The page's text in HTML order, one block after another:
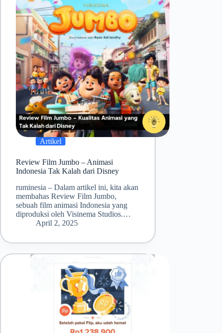
Artikel
Review Film Jumbo – Animasi
Indonesia Tak Kalah dari Disney
ruminesia – Dalam artikel ini, kita akan
membahas Review Film Jumbo,
sebuah film animasi Indonesia yang
diproduksi oleh Visinema Studios.…
April 2, 2025